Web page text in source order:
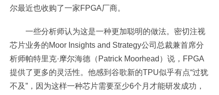
尔最近也收购了一家FPGA厂商。
一些分析师认为这是一种更加聪明的做法。密切注视
芯片业务的Moor Insights and Strategy公司总裁兼首席分
析师帕特里克·摩尔海德（Patrick Moorhead）说，FPGA
提供了更多的灵活性。他感到谷歌新的TPU似乎有点“过犹
不及”，因为这样一种芯片需要至少6个月才能研发成功，